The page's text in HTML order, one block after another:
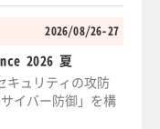
2026/08/26-27
2026 夏
キュリティの攻防
イバー防御」を構